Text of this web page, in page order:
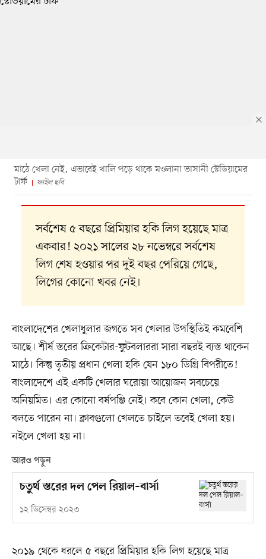
মাঠে খেলা নেই, এভাবেই খালি পড়ে থাকে মওলানা ভাসানী স্টেডিয়ামের
টার্ফ
ফাইল ছবি
সর্বশেষ ৫ বছরে প্রিমিয়ার হকি লিগ হয়েছে মাত্র
একবার! ২০২১ সালের ২৮ নভেম্বরে সর্বশেষ
লিগ শেষ হওয়ার পর দুই বছর পেরিয়ে গেছে,
লিগের কোনো খবর নেই।
বাংলাদেশের খেলাধুলার জগতে সব খেলার উপস্থিতিই কমবেশি
আছে। শীর্ষ স্তরের ক্রিকেটার-ফুটবলাররা সারা বছরই ব্যস্ত থাকেন
মাঠে। কিন্তু তৃতীয় প্রধান খেলা হকি যেন ১৮০ ডিগ্রি বিপরীতে!
বাংলাদেশে এই একটি খেলার ঘরোয়া আয়োজন সবচেয়ে
অনিয়মিত। এর কোনো বর্ষপঞ্জি নেই। কবে কোন খেলা, কেউ
বলতে পারেন না। ক্লাবগুলো খেলতে চাইলে তবেই খেলা হয়।
নইলে খেলা হয় না।
আরও পড়ুন
চতুর্থ স্তরের দল পেল রিয়াল–বার্সা
১২ ডিসেম্বর ২০২৩
২০১৯ থেকে ধরলে ৫ বছরে প্রিমিয়ার হকি লিগ হয়েছে মাত্র